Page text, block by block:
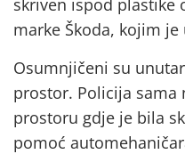
skriven ispod plastike
marke Škoda, kojim
Osumnjičeni su
prostor. Policija
prostoru gdje je bila
pomoć